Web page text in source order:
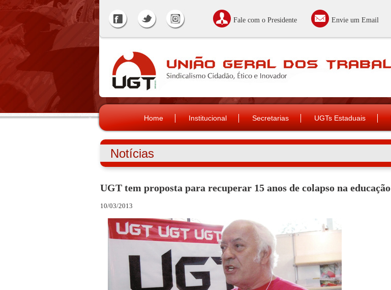
Fale com o Presidente Envie um Email
Home Institucional Secretarias UGTs Estaduais
Notícias
UGT tem proposta para recuperar 15 anos de colapso na educação
10/03/2013